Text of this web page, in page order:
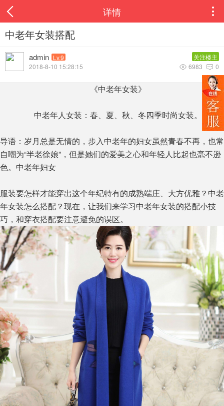
详情 
中老年女装搭配
admin Lv.9
关注楼主
2018-8-10 15:28:15
 0
 6983
《中老年女装》
中老年人女装：春、夏、秋、冬四季时尚女装。
导语：岁月总是无情的，步入中老年的妇女虽然青春不再，也常
自嘲为“半老徐娘”，但是她们的爱美之心和年轻人比起也毫不逊
色。中老年妇女
服装要怎样才能穿出这个年纪特有的成熟端庄、大方优雅？中老
年女装怎么搭配？现在，让我们来学习中老年女装的搭配小技
巧，和穿衣搭配要注意避免的误区。